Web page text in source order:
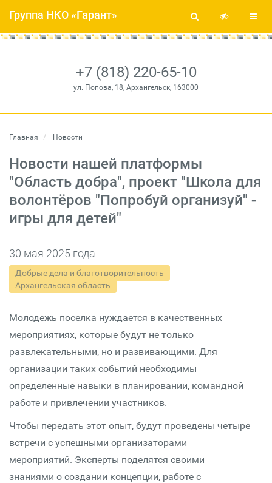
+7 (818) 220-65-10
ул. Попова, 18, Архангельск, 163000
Группа НКО «Гарант»
Главная Новости
Новости нашей платформы
"Область добра", проект "Школа для
волонтёров "Попробуй организуй" -
игры для детей"
30 мая 2025 года
Добрые дела и благотворительность
Архангельская область
Молодежь поселка нуждается в качественных
мероприятиях, которые будут не только
развлекательными, но и развивающими. Для
организации таких событий необходимы
определенные навыки в планировании, командной
работе и привлечении участников.
Чтобы передать этот опыт, будут проведены четыре
встречи с успешными организаторами
мероприятий. Эксперты поделятся своими
знаниями о создании концепции, работе с